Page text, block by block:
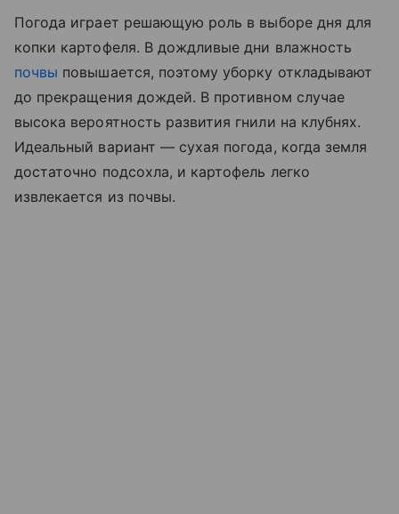
Погода играет решающую роль в выборе дня для
копки картофеля. В дождливые дни влажность
почвы повышается, поэтому уборку откладывают
до прекращения дождей. В противном случае
высока вероятность развития гнили на клубнях.
Идеальный вариант — сухая погода, когда земля
достаточно подсохла, и картофель легко
извлекается из почвы.